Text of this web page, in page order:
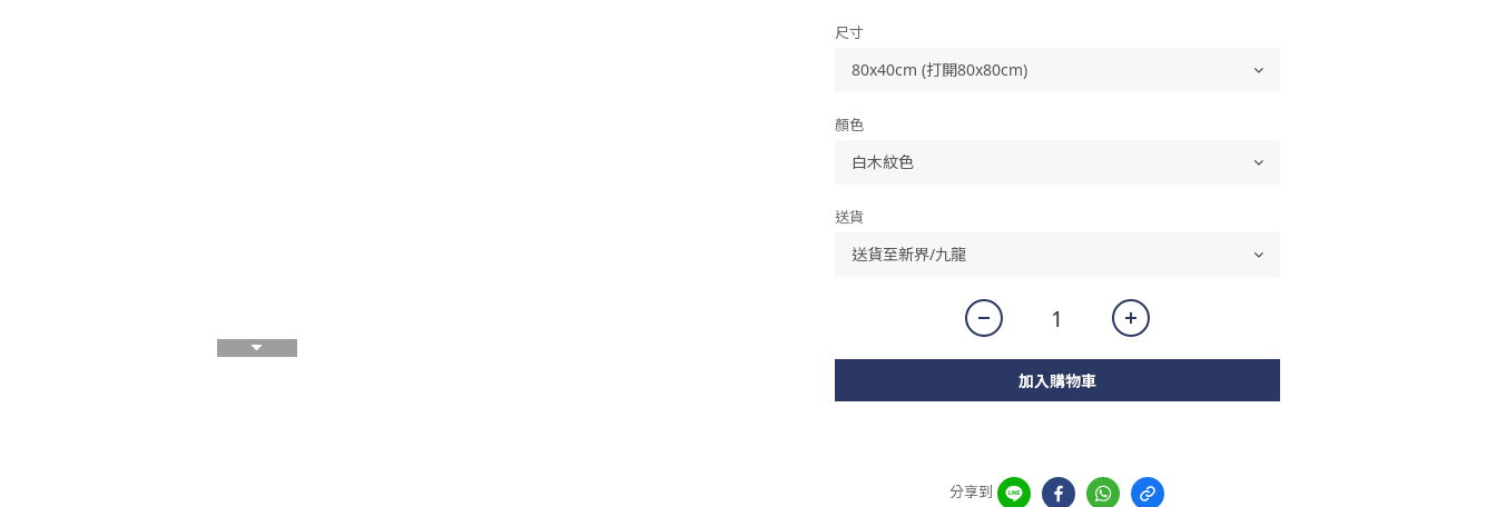
尺寸
顏色
送貨
加入購物車
分享到